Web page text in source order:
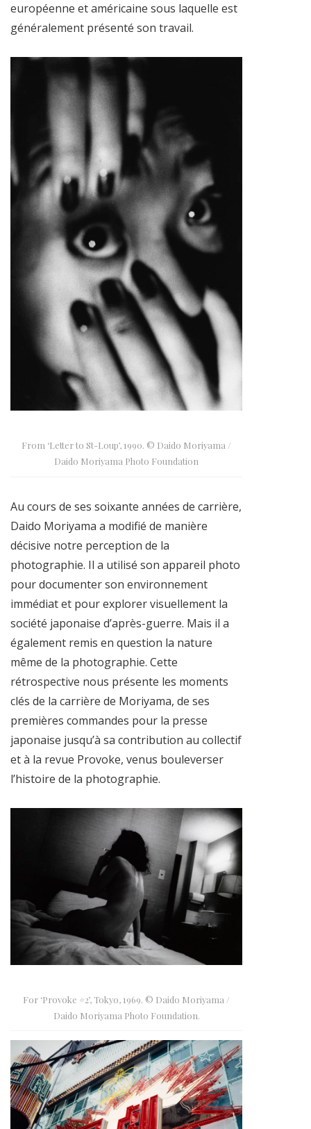
européenne et américaine sous laquelle est
généralement présenté son travail.
From ‘Letter to St-Loup’, 1990. © Daido Moriyama /
Daido Moriyama Photo Foundation
Au cours de ses soixante années de carrière,
Daido Moriyama a modifié de manière
décisive notre perception de la
photographie. Il a utilisé son appareil photo
pour documenter son environnement
immédiat et pour explorer visuellement la
société japonaise d’après-guerre. Mais il a
également remis en question la nature
même de la photographie. Cette
rétrospective nous présente les moments
clés de la carrière de Moriyama, de ses
premières commandes pour la presse
japonaise jusqu’à sa contribution au collectif
et à la revue Provoke, venus bouleverser
l’histoire de la photographie.
For ‘Provoke #2’, Tokyo, 1969. © Daido Moriyama /
Daido Moriyama Photo Foundation.